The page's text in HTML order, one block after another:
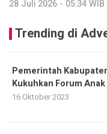
28 Juli 2026 - 05:34 WIB
Trending di
Pemerintah
Kukuhkan Forum Anak
16 Oktober 2023